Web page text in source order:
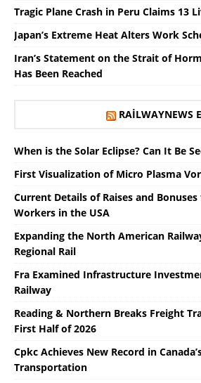
Tragic Plane Crash in Peru Claims 13
Japan’s Extreme Heat Alters Work
Iran’s Statement on the Strait of
Has Been Reached
RAILWAYNEWS
When is the Solar Eclipse? Can It Be
First Visualization of Micro Plasma
Current Details of Raises and
Workers in the USA
Expanding the North American
Regional Rail
Fra Examined Infrastructure
Railway
Reading & Northern Breaks Freight
First Half of 2026
Cpkc Achieves New Record in
Transportation